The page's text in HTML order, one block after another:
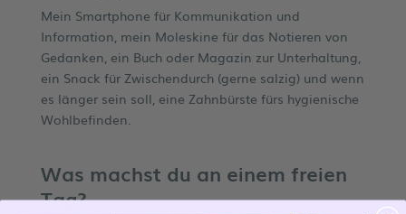
Mein Smartphone für Kommunikation und
Information, mein Moleskine für das Notieren von
Gedanken, ein Buch oder Magazin zur Unterhaltung,
ein Snack für Zwischendurch (gerne salzig) und wenn
es länger sein soll, eine Zahnbürste fürs hygienische
Wohlbefinden.
Was machst du an einem freien
Tag?